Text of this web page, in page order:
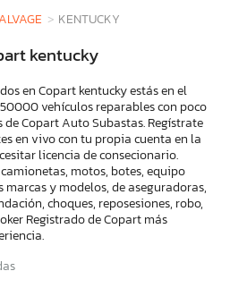
KENTUCKY
kentucky
en Copart kentucky estás en el
vehículos reparables con poco
Copart Auto Subastas. Regístrate
en vivo con tu propia cuenta en la
licencia de consecionario.
motos, botes, equipo
y modelos, de aseguradoras,
choques, reposesiones, robo,
Registrado de Copart más